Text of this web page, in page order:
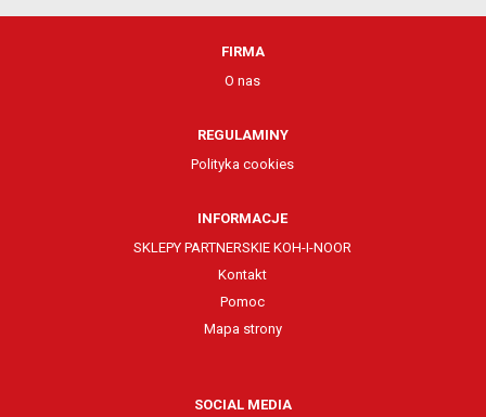
FIRMA
O nas
REGULAMINY
Polityka cookies
INFORMACJE
SKLEPY PARTNERSKIE KOH-I-NOOR
Kontakt
Pomoc
Mapa strony
SOCIAL MEDIA